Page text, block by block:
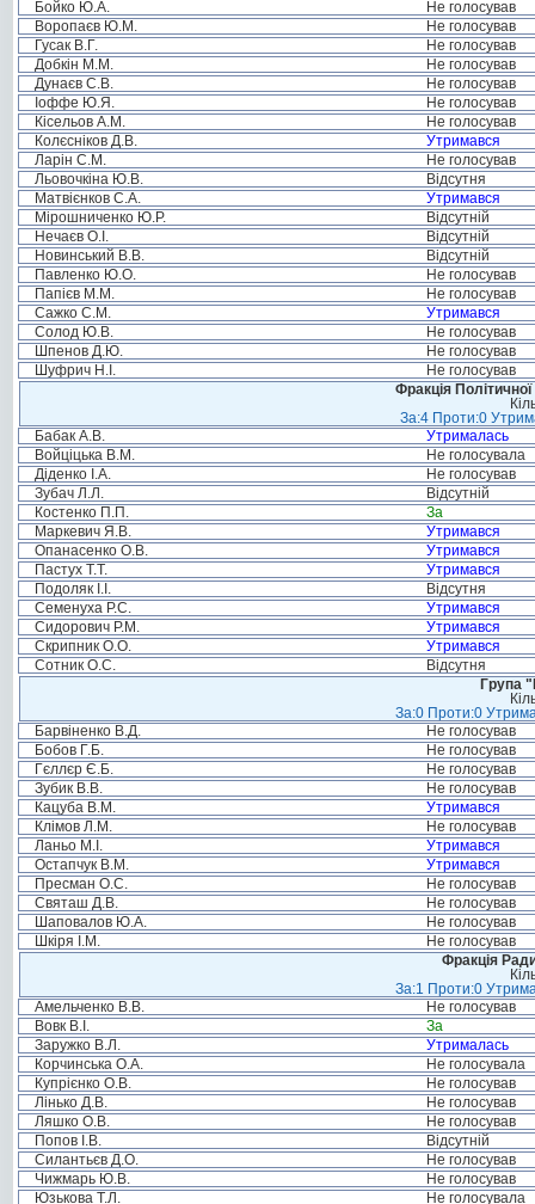
Бойко Ю.А.
Не голосував
Воропаєв Ю.М.
Не голосував
Гусак В.Г.
Не голосував
Добкін М.М.
Не голосував
Дунаєв С.В.
Не голосував
Іоффе Ю.Я.
Не голосував
Кісельов А.М.
Не голосував
Колєсніков Д.В.
Утримався
Ларін С.М.
Не голосував
Льовочкіна Ю.В.
Відсутня
Матвієнков С.А.
Утримався
Мірошниченко Ю.Р.
Відсутній
Нечаєв О.І.
Відсутній
Новинський В.В.
Відсутній
Павленко Ю.О.
Не голосував
Папієв М.М.
Не голосував
Сажко С.М.
Утримався
Солод Ю.В.
Не голосував
Шпенов Д.Ю.
Не голосував
Шуфрич Н.І.
Не голосував
Фракція
За:4 Проти:0
Бабак А.В.
Утрималась
Войціцька В.М.
Не голосувала
Діденко І.А.
Не голосував
Зубач Л.Л.
Відсутній
Костенко П.П.
За
Маркевич Я.В.
Утримався
Опанасенко О.В.
Утримався
Пастух Т.Т.
Утримався
Подоляк І.І.
Відсутня
Семенуха Р.С.
Утримався
Сидорович Р.М.
Утримався
Скрипник О.О.
Утримався
Сотник О.С.
Відсутня
Група
За:0 Проти:0
Барвіненко В.Д.
Не голосував
Бобов Г.Б.
Не голосував
Гєллєр Є.Б.
Не голосував
Зубик В.В.
Не голосував
Кацуба В.М.
Утримався
Клімов Л.М.
Не голосував
Ланьо М.І.
Утримався
Остапчук В.М.
Утримався
Пресман О.С.
Не голосував
Святаш Д.В.
Не голосував
Шаповалов Ю.А.
Не голосував
Шкіря І.М.
Не голосував
Фракція
За:1 Проти:0
Амельченко В.В.
Не голосував
Вовк В.І.
За
Заружко В.Л.
Утрималась
Корчинська О.А.
Не голосувала
Купрієнко О.В.
Не голосував
Лінько Д.В.
Не голосував
Ляшко О.В.
Не голосував
Попов І.В.
Відсутній
Силантьєв Д.О.
Не голосував
Чижмарь Ю.В.
Не голосував
Юзькова Т.Л.
Не голосувала